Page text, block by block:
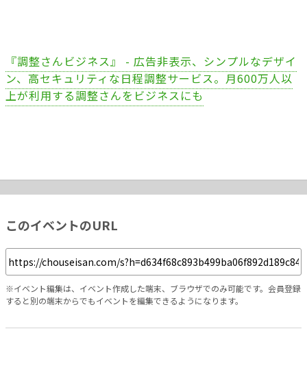
『調整さんビジネス』 - 広告非表示、シンプルなデザイ
ン、高セキュリティな日程調整サービス。月600万人以
上が利用する調整さんをビジネスにも
このイベントのURL
※イベント編集は、イベント作成した端末、ブラウザでのみ可能です。会員登録
すると別の端末からでもイベントを編集できるようになります。